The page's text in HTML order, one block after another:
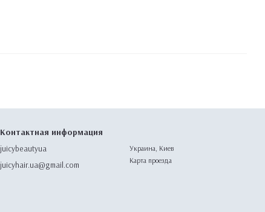
Контактная информация
juicybeautyua
juicyhair.ua@gmail.com
Украина, Киев
Карта проезда